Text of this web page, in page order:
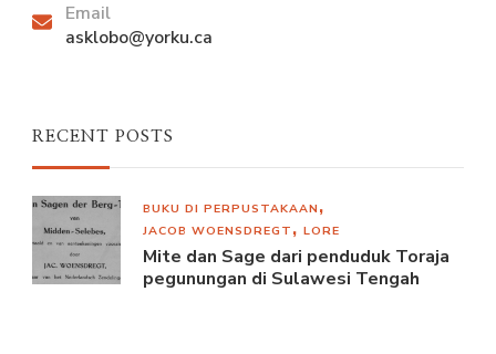
Email
asklobo@yorku.ca
RECENT POSTS
BUKU DI PERPUSTAKAAN
JACOB WOENSDREGT
LORE
Mite dan Sage dari penduduk Toraja
pegunungan di Sulawesi Tengah